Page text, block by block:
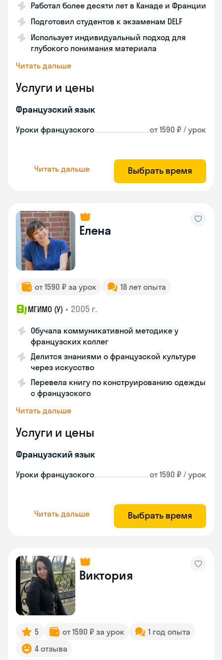
Работал более десяти лет в Канаде и Франции
Подготовил студентов к экзаменам DELF
Использует индивидуальный подход для
глубокого понимания материала
Читать дальше
Услуги и цены
Французский язык
Уроки французского от 1590 ₽ / урок
Читать дальше Выбрать время
Елена
от 1590 ₽ за урок 18 лет опыта
МГИМО (У) • 2005 г.
Обучала коммуникативной методике у
французских коллег
Делится знаниями о французской культуре
через искусство
Перевела книгу по конструированию одежды
с французского
Читать дальше
Услуги и цены
Французский язык
Уроки французского от 1590 ₽ / урок
Читать дальше Выбрать время
Виктория
5 от 1590 ₽ за урок
1 год опыта
4 отзыва